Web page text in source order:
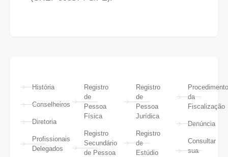
História
Conselheiros
Diretoria
Profissionais
Delegados
Registro
de
Pessoa
Física
Registro
Secundário
de Pessoa
Registro
de
Pessoa
Jurídica
Registro
de
Estúdio
da
Fiscalização
Denúncia
Consultar
sua